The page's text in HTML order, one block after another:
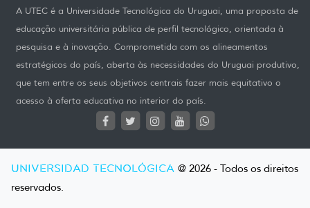
A UTEC é a Universidade Tecnológica do Uruguai, uma proposta de
educação universitária pública de perfil tecnológico, orientada à
pesquisa e à inovação. Comprometida com os alineamentos
estratégicos do país, aberta às necessidades do Uruguai produtivo,
que tem entre os seus objetivos centrais fazer mais equitativo o
acesso à oferta educativa no interior do país.
UNIVERSIDAD TECNOLÓGICA @ 2026 - Todos os direitos
reservados.